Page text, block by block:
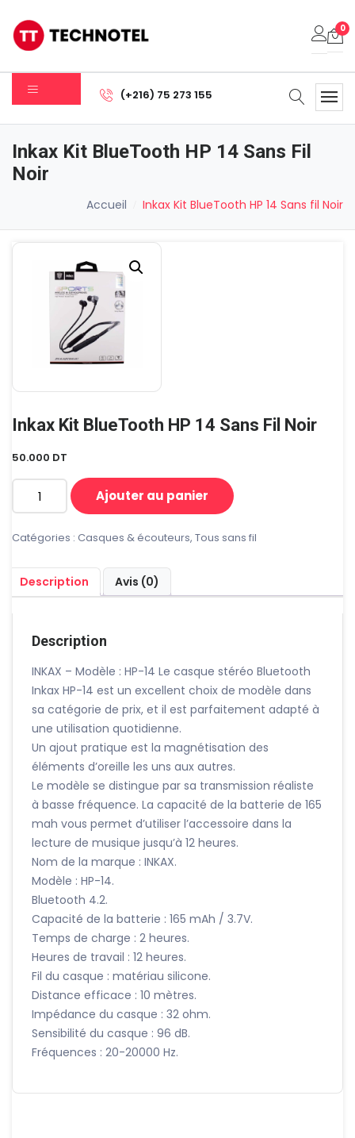
0
Votre panier est vide.
Sous-total: 0.000DT
Voir Le Panier Commander
(+216) 75 273 155
Inkax Kit BlueTooth HP 14 Sans Fil
Noir
Accueil Inkax Kit BlueTooth HP 14 Sans fil Noir
Inkax Kit BlueTooth HP 14 Sans Fil Noir
50.000 DT
quantité
Inkax
BlueTooth
HP
14
Ajouter au panier
Catégories : Casques & écouteurs, Tous sans fil
Description Avis (0)
Description
INKAX – Modèle : HP-14 Le casque stéréo Bluetooth
Inkax HP-14 est un excellent choix de modèle dans
sa catégorie de prix, et il est parfaitement adapté à
une utilisation quotidienne.
Un ajout pratique est la magnétisation des
éléments d’oreille les uns aux autres.
Le modèle se distingue par sa transmission réaliste
à basse fréquence. La capacité de la batterie de 165
mah vous permet d’utiliser l’accessoire dans la
lecture de musique jusqu’à 12 heures.
Nom de la marque : INKAX.
Modèle : HP-14.
Bluetooth 4.2.
Capacité de la batterie : 165 mAh / 3.7V.
Temps de charge : 2 heures.
Heures de travail : 12 heures.
Fil du casque : matériau silicone.
Distance efficace : 10 mètres.
Impédance du casque : 32 ohm.
Sensibilité du casque : 96 dB.
Fréquences : 20-20000 Hz.